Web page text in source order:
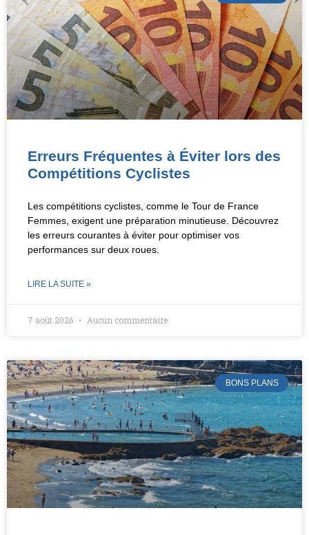
Erreurs Fréquentes à Éviter lors des
Compétitions Cyclistes
Les compétitions cyclistes, comme le Tour de France
Femmes, exigent une préparation minutieuse. Découvrez
les erreurs courantes à éviter pour optimiser vos
performances sur deux roues.
LIRE LA SUITE »
7 août 2026 Aucun commentaire
BONS PLANS